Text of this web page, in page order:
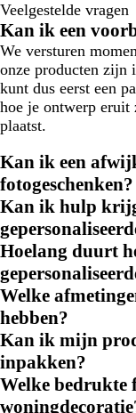
Veelgestelde vragen
Kan ik een
We versturen
onze producten zijn
kunt dus eerst een
hoe je ontwerp eruit
plaatst.
Kan ik een
fotogeschenken?
Kan ik hulp
Hoelang duurt
Welke
hebben?
Kan ik mijn
inpakken?
Welke bedrukte